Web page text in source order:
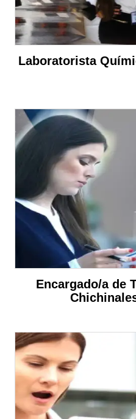
Laboratorista
Encargado/a de